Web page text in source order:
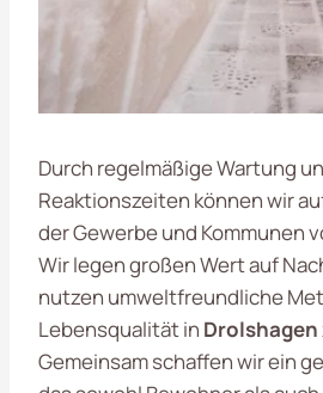
Durch regelmäßige Wartung
Reaktionszeiten können wir
der Gewerbe und Kommunen
Wir legen großen Wert auf
nutzen umweltfreundliche
Lebensqualität in Drolshagen
Gemeinsam schaffen wir ein